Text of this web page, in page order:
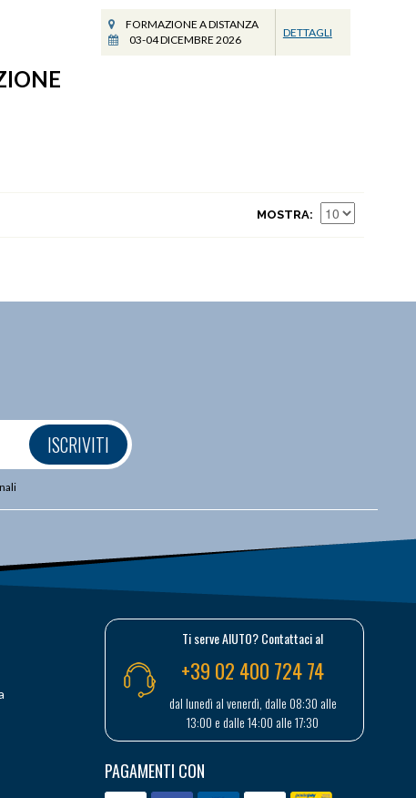
FORMAZIONE A DISTANZA
03-04 DICEMBRE 2026
DETTAGLI
MOSTRA
ISCRIVITI
Ti serve AIUTO? Contattaci al
+39 02 400 724 74
dal lunedì al venerdì, dalle 08:30 alle
13:00 e dalle 14:00 alle 17:30
PAGAMENTI CON